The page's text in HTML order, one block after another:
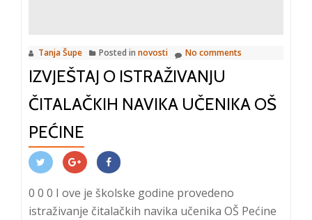
za
slijepu
slabovidnu
Tanja Šupe Posted in novosti No comments
IZVJEŠTAJ O ISTRAŽIVANJU
ČITALAČKIH NAVIKA UČENIKA OŠ
PEĆINE
0 0 0 I ove je školske godine provedeno
istraživanje čitalačkih navika učenika OŠ Pećine